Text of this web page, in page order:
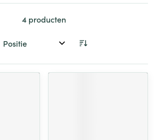
4 producten
Sorteer op: